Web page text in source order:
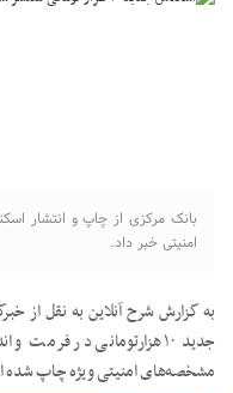
امنیتی خبر داد.
به گزارش شرح آنلاین به نقل از
جدید ۱۰ هزارتومانی در
مشخصه‌های امنیتی ویژه چاپ